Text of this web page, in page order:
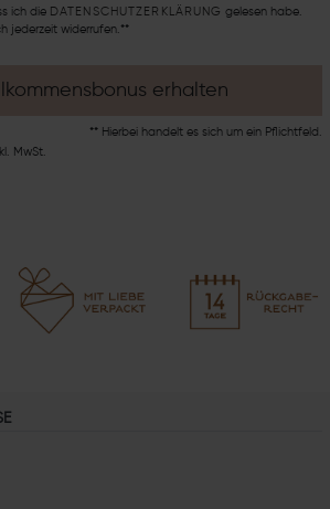
ich die DATEN­SCHUTZ­ERKLÄRUNG gelesen habe.
jederzeit widerrufen.**
erhalten
** Hierbei handelt es sich um ein Pflichtfeld.
MwSt.